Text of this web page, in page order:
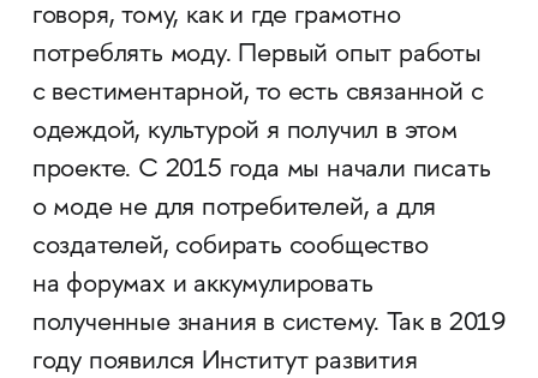
говоря, тому, как и где грамотно
потреблять моду. Первый опыт работы
с вестиментарной, то есть связанной с
одеждой, культурой я получил в этом
проекте. С 2015 года мы начали писать
о моде не для потребителей, а для
создателей, собирать сообщество
на форумах и аккумулировать
полученные знания в систему. Так в 2019
году появился Институт развития